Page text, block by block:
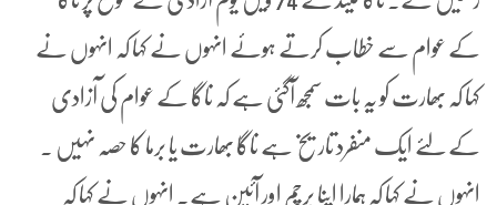
کے عوام سے خطاب کرتے ہوئے انہوں نے کہا کہ انہوں نے
کہا کہ بھارت کو یہ بات سمجھ آگئی ہے کہ ناگا کے عوام کی آزادی
کے لئے ایک منفرد تاریخ ہے ناگا بھارت یا برما کا حصہ نہیں ۔
انہوں نے کہا کہ ہمارا اپنا پرچم اور آئین ہے۔ انہوں نے کہا کہ